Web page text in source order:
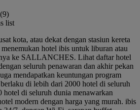
list
kota, atau dekat dengan stasiun kereta
hotel ibis untuk liburan atau
ke SALLANCHES. Lihat daftar hotel
seluruh penawaran dan akhir pekan
mendapatkan keuntungan program
di lebih dari 2000 hotel di seluruh
di seluruh dunia menawarkan
modern dengan harga yang murah. ibis